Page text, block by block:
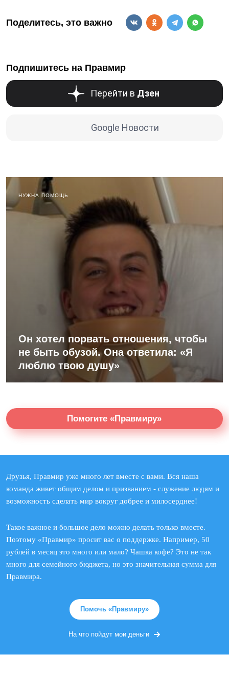
Поделитесь, это важно
Подпишитесь на Правмир
Перейти в Дзен
Google Новости
НУЖНА ПОМОЩЬ
Он хотел порвать отношения, чтобы
не быть обузой. Она ответила: «Я
люблю твою душу»
Помогите «Правмиру»
Друзья, Правмир уже много лет вместе с вами. Вся наша
команда живет общим делом и призванием - служение людям и
возможность сделать мир вокруг добрее и милосерднее!
Такое важное и большое дело можно делать только вместе.
Поэтому «Правмир» просит вас о поддержке. Например, 50
рублей в месяц это много или мало? Чашка кофе? Это не так
много для семейного бюджета, но это значительная сумма для
Правмира.
Помочь «Правмиру»
На что пойдут мои деньги